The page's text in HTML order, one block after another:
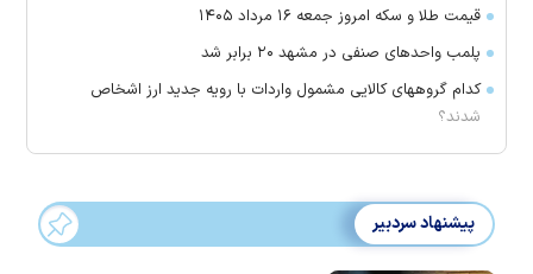
قیمت طلا و سکه امروز جمعه ۱۶ مرداد ۱۴۰۵
پلمب واحدهای صنفی در مشهد ۲۰ برابر شد
کدام گروههای کالایی مشمول واردات با رویه جدید ارز اشخاص
شدند؟
پیشنهاد سردبیر